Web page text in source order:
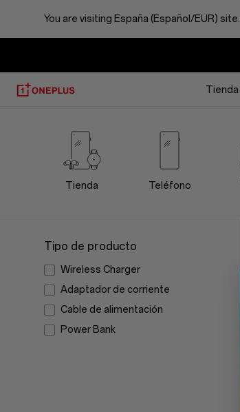
You are visiting España (Español/EUR) site.
Tienda
OnePlus
Power
Cables
Tienda Teléfono
Tipo de producto
Wireless Charger
Adaptador de corriente
Cable de alimentación
Power Bank